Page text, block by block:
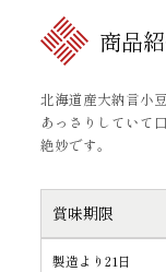
商品
北海道産大納言小
あっさりしていて
絶妙です。
賞味期限
製造より21日